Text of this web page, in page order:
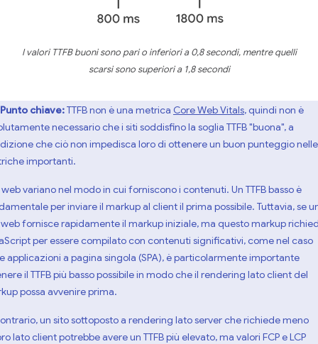
I valori TTFB buoni sono pari o inferiori a 0,8 secondi, mentre quelli
scarsi sono superiori a 1,8 secondi
Punto chiave:TTFB non è una metrica Core Web Vitals, quindi non è
necessario che i siti soddisfino la soglia TTFB "buona", a
che ciò non impedisca loro di ottenere un buon punteggio nelle
importanti.
web variano nel modo in cui forniscono i contenuti. Un TTFB basso è
per inviare il markup al client il prima possibile. Tuttavia, se
fornisce rapidamente il markup iniziale, ma questo markup
per essere compilato con contenuti significativi, come nel caso
applicazioni a pagina singola (SPA), è particolarmente importante
il TTFB più basso possibile in modo che il rendering lato client del
possa avvenire prima.
un sito sottoposto a rendering lato server che richiede meno
lato client potrebbe avere un TTFB più elevato, ma valori FCP e LCP